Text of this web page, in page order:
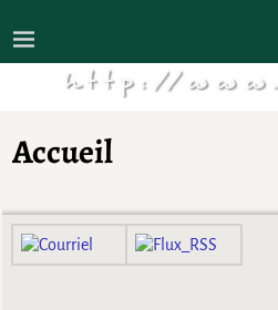
Accueil